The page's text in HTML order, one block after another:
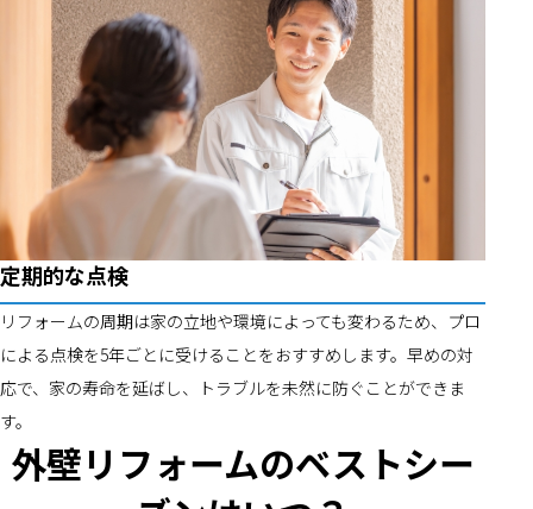
定期的な点検
リフォームの周期は家の立地や環境によっても変わるため、プロ
による点検を5年ごとに受けることをおすすめします。早めの対
応で、家の寿命を延ばし、トラブルを未然に防ぐことができま
す。
外壁リフォームのベストシー